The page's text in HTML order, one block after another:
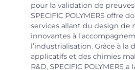
pour la validation de
SPECIFIC POLYMERS offre
services allant du design de
innovantes à
l’industrialisation. Grâce à la
applicatifs et des chimies
R&D, SPECIFIC POLYMERS